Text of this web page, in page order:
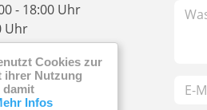
- 18:00 Uhr
Uhr
Cookies zur
ihrer Nutzung
damit
Infos